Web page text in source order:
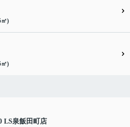
㎡)
㎡)
LS泉飯田町店